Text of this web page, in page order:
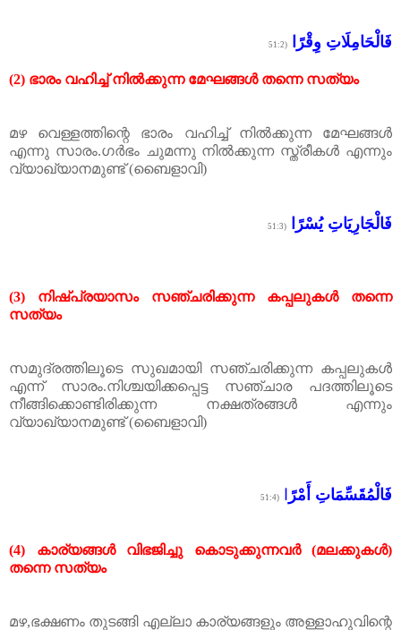
فَالْحَامِلَاتِ وِقْرًا (51:2
(2) ഭാരം വഹിച്ച് നിൽക്കുന്ന മേഘങ്ങൾ തന്നെ സത്യം
മഴ വെള്ളത്തിന്റെ ഭാരം വഹിച്ച് നിൽക്കുന്ന മേഘങ്ങൾ
എന്നു സാരം.ഗർഭം ചുമന്നു നിൽക്കുന്ന സ്ത്രീകൾ എന്നും
വ്യാഖ്യാനമുണ്ട്(ബൈളാവി)
فَالْجَارِيَاتِ يُسْرًا (51:3
(3) നിഷ്പ്രയാസം സഞ്ചരിക്കുന്ന കപ്പലുകൾ
തന്നെ
സത്യം
സമുദ്രത്തിലൂടെ സുഖമായി സഞ്ചരിക്കുന്ന കപ്പലുകൾ
എന്ന് സാരം.നിശ്ചയിക്കപ്പെട്ട സഞ്ചാര പദത്തിലൂടെ
നീങ്ങിക്കൊണ്ടിരിക്കുന്ന നക്ഷത്രങ്ങൾ എന്നും
വ്യാഖ്യാനമുണ്ട്(ബൈളാവി)
فَالْمُقَسِّمَاتِ أَمْرً ا (51:4
(4) കാര്യങ്ങൾ വിഭജിച്ചു കൊടുക്കുന്നവർ(മലക്കുകൾ)
തന്നെ സത്യം
മഴ,ഭക്ഷണം തുടങ്ങി എല്ലാ കാര്യങ്ങളും അള്ളാഹുവിന്റെ